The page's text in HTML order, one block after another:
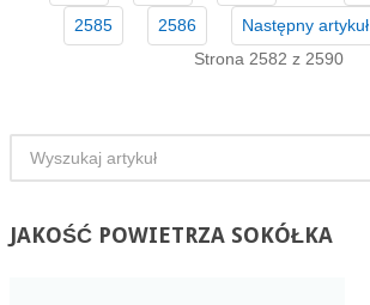
2585 2586 Następny artykuł
Strona 2582 z 2590
JAKOŚĆPOWIETRZA SOKÓŁKA